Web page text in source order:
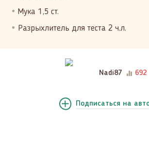
Мука 1,5 ст.
Разрыхлитель для теста 2 ч.л.
Nadi87 692
Подписаться на